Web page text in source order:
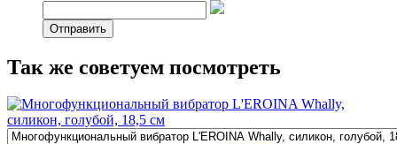
Так же советуем посмотреть